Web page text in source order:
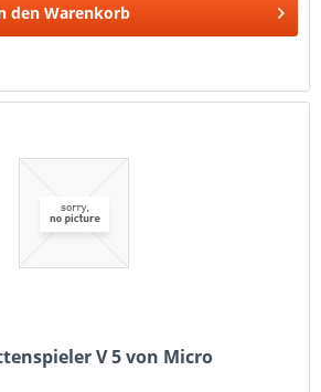
den Warenkorb
V 5 von Micro